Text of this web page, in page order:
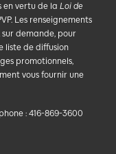
en vertu de la Loi de
Les renseignements
sur demande, pour
liste de diffusion
promotionnels,
vous fournir une
: 416-869-3600